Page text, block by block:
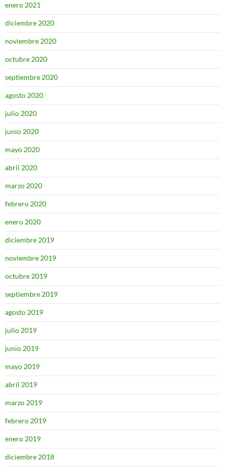
enero 2021
diciembre 2020
noviembre 2020
octubre 2020
septiembre 2020
agosto 2020
julio 2020
junio 2020
mayo 2020
abril 2020
marzo 2020
febrero 2020
enero 2020
diciembre 2019
noviembre 2019
octubre 2019
septiembre 2019
agosto 2019
julio 2019
junio 2019
mayo 2019
abril 2019
marzo 2019
febrero 2019
enero 2019
diciembre 2018